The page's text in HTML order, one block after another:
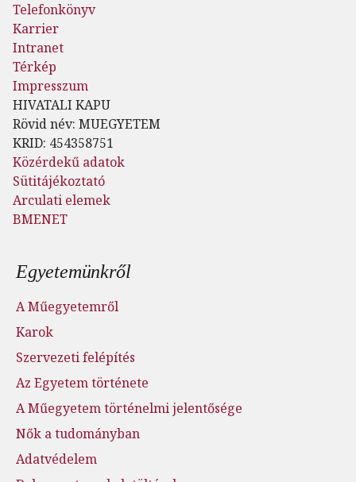
Telefonkönyv
Karrier
Intranet
Térkép
Impresszum
HIVATALI KAPU
Rövid név: MUEGYETEM
KRID: 454358751
Közérdekű adatok
Sütitájékoztató
Arculati elemek
BMENET
Lábléc menü
Egyetemünkről
A Műegyetemről
Karok
Szervezeti felépítés
Az Egyetem története
A Műegyetem történelmi jelentősége
Nők a tudományban
Adatvédelem